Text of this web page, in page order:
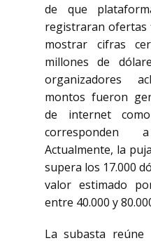
de que
registraran ofertas
mostrar cifras
millones de
organizadores
montos fueron
de internet
corresponden
Actualmente, la
supera los 17.000
valor estimado
entre 40.000 y
La subasta reúne